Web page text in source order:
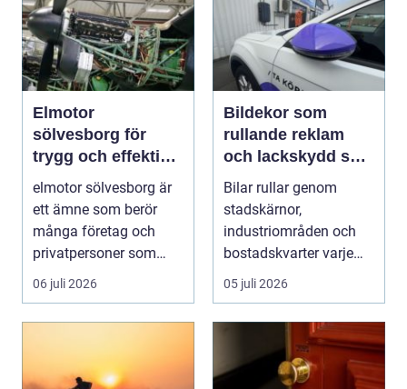
Elmotor
sölvesborg för
trygg och effektiv
drift
elmotor sölvesborg är
ett ämne som berör
många företag och
privatpersoner som
behöver driftsäkra
06 juli 2026
Bildekor som
rullande reklam
och lackskydd så
tänker man smart
Bilar rullar genom
stadskärnor,
industriområden och
bostadskvarter varje
dag. Många företag
05 juli 2026